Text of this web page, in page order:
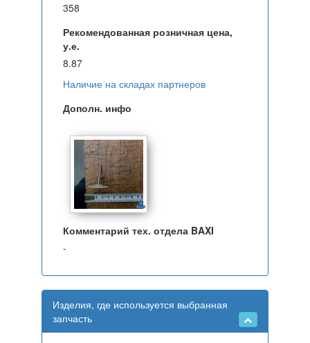
358
Рекомендованная розничная цена,
у.е.
8.87
Наличие на складах партнеров
Дополн. инфо
Комментарий тех. отдела BAXI
-
Изделия, где используется выбранная
запчасть